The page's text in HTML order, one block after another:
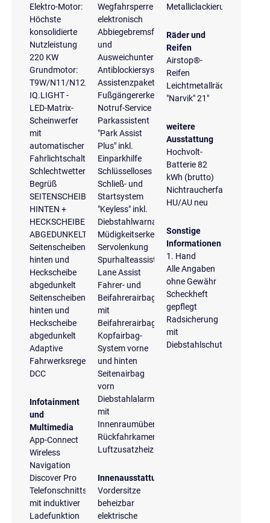
Elektro-Motor:
Höchste
konsolidierte
Nutzleistung
220 KW
Grundmotor:
T9W/N11/N12/N23/T65/T1V/T0V/TI3
IQ.LIGHT -
LED-Matrix-
Scheinwerfer
mit
automatischer
Fahrlichtschaltung,
Schlechtwetterlicht,
Begrüß
SEITENSCHEIBEN
HINTEN +
HECKSCHEIBE
ABGEDUNKELT
Seitenscheiben
hinten und
Heckscheibe
abgedunkelt
Seitenscheiben
hinten und
Heckscheibe
abgedunkelt
Adaptive
Fahrwerksregelung
DCC
Infotainment
und
Multimedia
App-Connect
Wireless
Navigation
Discover Pro
Telefonschnittstelle
mit induktiver
Ladefunktion
Wegfahrsperre
elektronisch
Abbiegebremsfunktion
und
Ausweichunterstützung
Antiblockiersystem
Assistenzpaket
Fußgängererkennung
Notruf-Service
Parkassistent
"Park Assist
Plus" inkl.
Einparkhilfe
Schlüsselloses
Schließ- und
Startsystem
"Keyless" inkl.
Diebstahlwarnanlage
Müdigkeitserkennung
Servolenkung
Spurhalteassistent
Lane Assist
Fahrer- und
Beifahrerairbag
mit
Beifahrerairbagdeaktivierung
Kopfairbag-
System vorne
und hinten
Seitenairbag
vorn
Diebstahlalarmanlage
mit
Innenraumüberwachung
Rückfahrkamera
Luftzusatzheizung
Innenausstattung
Vordersitze
beheizbar
elektrische
Metalliclackierung
Räder und
Reifen
Airstop®-
Reifen
Leichtmetallräder
"Narvik" 21"
weitere
Ausstattung
Hochvolt-
Batterie 82
kWh (brutto)
Nichtraucherfahrzeug
HU/AU neu
Sonstige
Informationen
1. Hand
Alle Angaben
ohne Gewähr
Scheckheft
gepflegt
Radsicherung
mit
Diebstahlschutz